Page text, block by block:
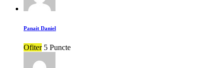
Panait Daniel
Ofiter 5 Puncte